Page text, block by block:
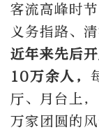
客流高峰时
义务指路、
近年来先后
10万余人，
厅、月台上
万家团圆的